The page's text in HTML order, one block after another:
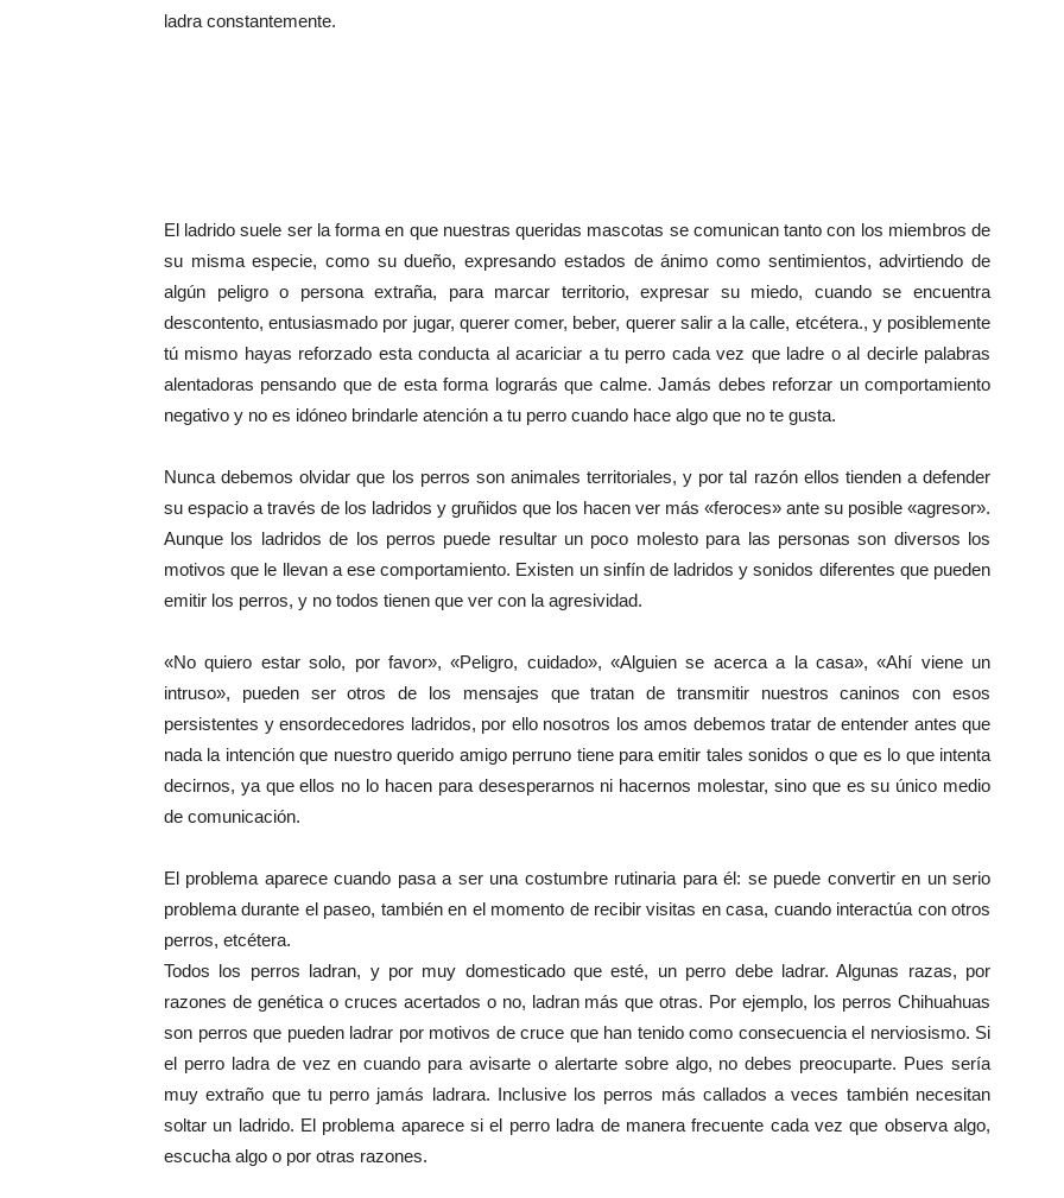
ladra constantemente.
El ladrido suele ser la forma en que nuestras queridas mascotas se comunican tanto con los miembros de
su misma especie, como su dueño, expresando estados de ánimo como sentimientos, advirtiendo de
algún peligro o persona extraña, para marcar territorio, expresar su miedo, cuando se encuentra
descontento, entusiasmado por jugar, querer comer, beber, querer salir a la calle, etcétera., y posiblemente
tú mismo hayas reforzado esta conducta al acariciar a tu perro cada vez que ladre o al decirle palabras
alentadoras pensando que de esta forma lograrás que calme. Jamás debes reforzar un comportamiento
negativo y no es idóneo brindarle atención a tu perro cuando hace algo que no te gusta.
Nunca debemos olvidar que los perros son animales territoriales, y por tal razón ellos tienden a defender
su espacio a través de los ladridos y gruñidos que los hacen ver más «feroces» ante su posible «agresor».
Aunque los ladridos de los perros puede resultar un poco molesto para las personas son diversos los
motivos que le llevan a ese comportamiento. Existen un sinfín de ladridos y sonidos diferentes que pueden
emitir los perros, y no todos tienen que ver con la agresividad.
«No quiero estar solo, por favor», «Peligro, cuidado», «Alguien se acerca a la casa», «Ahí viene un
intruso», pueden ser otros de los mensajes que tratan de transmitir nuestros caninos con esos
persistentes y ensordecedores ladridos, por ello nosotros los amos debemos tratar de entender antes que
nada la intención que nuestro querido amigo perruno tiene para emitir tales sonidos o que es lo que intenta
decirnos, ya que ellos no lo hacen para desesperarnos ni hacernos molestar, sino que es su único medio
de comunicación.
El problema aparece cuando pasa a ser una costumbre rutinaria para él: se puede convertir en un serio
problema durante el paseo, también en el momento de recibir visitas en casa, cuando interactúa con otros
perros, etcétera.
Todos los perros ladran, y por muy domesticado que esté, un perro debe ladrar. Algunas razas, por
razones de genética o cruces acertados o no, ladran más que otras. Por ejemplo, los perros Chihuahuas
son perros que pueden ladrar por motivos de cruce que han tenido como consecuencia el nerviosismo. Si
el perro ladra de vez en cuando para avisarte o alertarte sobre algo, no debes preocuparte. Pues sería
muy extraño que tu perro jamás ladrara. Inclusive los perros más callados a veces también necesitan
soltar un ladrido. El problema aparece si el perro ladra de manera frecuente cada vez que observa algo,
escucha algo o por otras razones.